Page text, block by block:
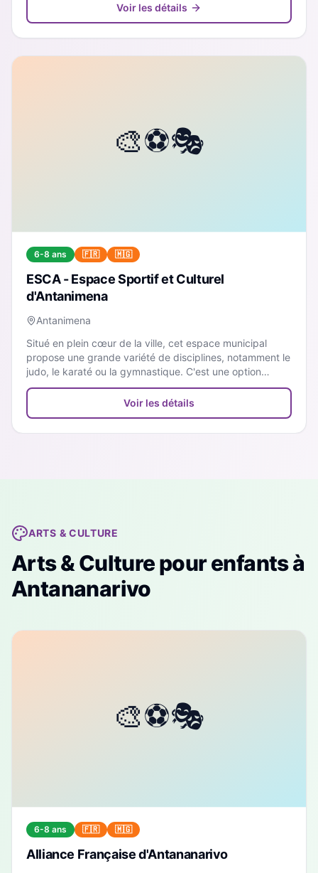
Voir les détails
6-8 ans 🇫🇷 🇲🇬
ESCA - Espace Sportif et Culturel
d'Antanimena
Antanimena
Situé en plein cœur de la ville, cet espace municipal
propose une grande variété de disciplines, notamment le
judo, le karaté ou la gymnastique. C'est une option
accessible pour découvrir différents sports.
Voir les détails
ARTS & CULTURE
Arts & Culturepour enfants à
Antananarivo
6-8 ans 🇫🇷 🇲🇬
Alliance Française d'Antananarivo